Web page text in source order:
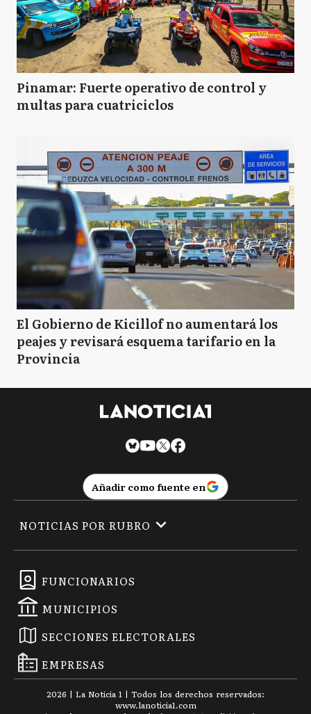
Pinamar: Fuerte operativo de control y
multas para cuatriciclos
El Gobierno de Kicillof no aumentará los
peajes y revisará esquema tarifario en la
Provincia
Añadir como fuente en
FUNCIONARIOS
MUNICIPIOS
SECCIONES ELECTORALES
EMPRESAS
NOTICIAS POR RUBRO
2026 | La Noticia 1 | Todos los derechos reservados:
www.lanoticia1.com